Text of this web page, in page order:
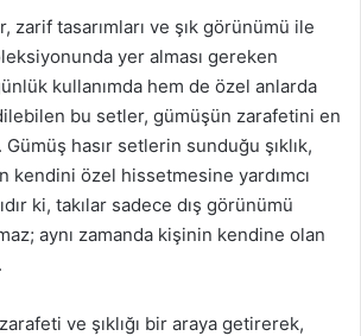
zarif tasarımları ve şık görünümü ile
yer alması gereken
kullanımda hem de özel anlarda
bu setler, gümüşün zarafetini en
Gümüş hasır setlerin sunduğu şıklık,
kendini özel hissetmesine yardımcı
ki, takılar sadece dış görünümü
aynı zamanda kişinin kendine olan
ve şıklığı bir araya getirerek,